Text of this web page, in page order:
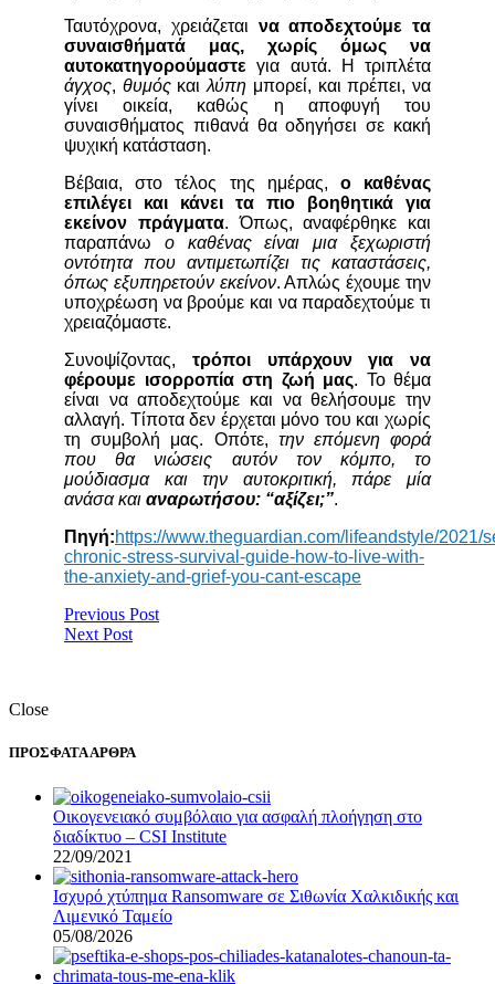
Ταυτόχρονα, χρειάζεται να αποδεχτούμε τα
συναισθήματά μας, χωρίς όμως να
αυτοκατηγορούμαστε για αυτά. Η τριπλέτα
άγχος, θυμός καιλύπη μπορεί, και πρέπει, να
γίνει οικεία, καθώς η αποφυγή του
συναισθήματος πιθανά θα οδηγήσει σε κακή
ψυχική κατάσταση.
Βέβαια, στο τέλος της ημέρας, ο καθένας
επιλέγει και κάνει τα πιο βοηθητικά για
εκείνον πράγματα. Όπως, αναφέρθηκε και
παραπάνω ο καθένας είναι μια ξεχωριστή
οντότητα που αντιμετωπίζει τις καταστάσεις,
όπως εξυπηρετούν εκείνον. Απλώς έχουμε την
υποχρέωση να βρούμε και να παραδεχτούμε τι
χρειαζόμαστε.
Συνοψίζοντας, τρόποι υπάρχουν για να
φέρουμε ισορροπία στη ζωή μας. Το θέμα
είναι να αποδεχτούμε και να θελήσουμε την
αλλαγή. Τίποτα δεν έρχεται μόνο του και χωρίς
τη συμβολή μας. Οπότε, την επόμενη φορά
που θα νιώσεις αυτόν τον κόμπο, το
μούδιασμα και την αυτοκριτική, πάρε μία
ανάσα και αναρωτήσου: “αξίζει;”.
Πηγή:https://www.theguardian.com/lifeandstyle/2021/
chronic-stress-survival-guide-how-to-live-with-
the-anxiety-and-grief-you-cant-escape
Previous Post
Next Post
Close
ΠΡΟΣΦΑΤΑ ΑΡΘΡΑ
Οικογενειακό συμβόλαιο για ασφαλή πλοήγηση στο
διαδίκτυο – CSI Institute
22/09/2021
Ισχυρό χτύπημα Ransomware σε Σιθωνία Χαλκιδικής και
Λιμενικό Ταμείο
05/08/2026